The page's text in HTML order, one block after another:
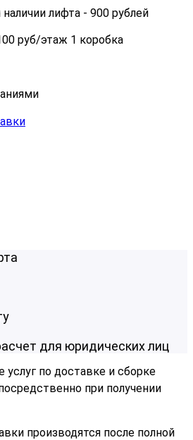
лифта - 900 рублей
руб/этаж 1 коробка
для юридических лиц
услуг по доставке и сборке
при получении
производятся после полной